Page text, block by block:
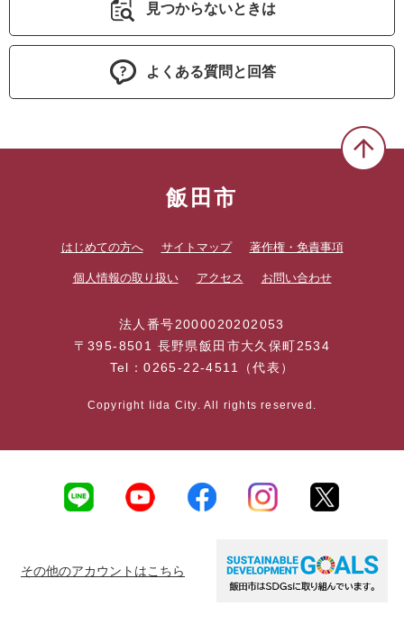
見つからないときは
よくある質問と回答
飯田市
はじめての方へ サイトマップ 著作権・免責事項
個人情報の取り扱い アクセス お問い合わせ
法人番号2000020202053
〒395-8501 長野県飯田市大久保町2534
Tel：0265-22-4511（代表）
Copyright Iida City. All rights reserved.
その他のアカウントはこちら